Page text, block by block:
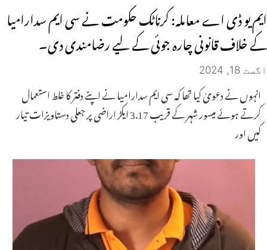
ایم یو ڈی اے معاملہ: کرناٹک حکومت نے سی ایم سدارامیا
کے خلاف قانونی چارہ جوئی کے لیے رضامندی دی۔
اگست 18, 2024
انہوں نے دعویٰ کیا تھا کہ سی ایم سدارامیا نے اپنے دفتر کا غلط استعمال
کرتے ہوئے میسور شہر کے قریب 3.17 ایکڑ اراضی پر جعلی دستاویزات تیار
کیں اور